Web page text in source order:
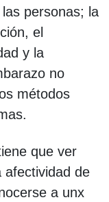
personas; la
el
y la
no
métodos
que ver
afectividad de
a unx